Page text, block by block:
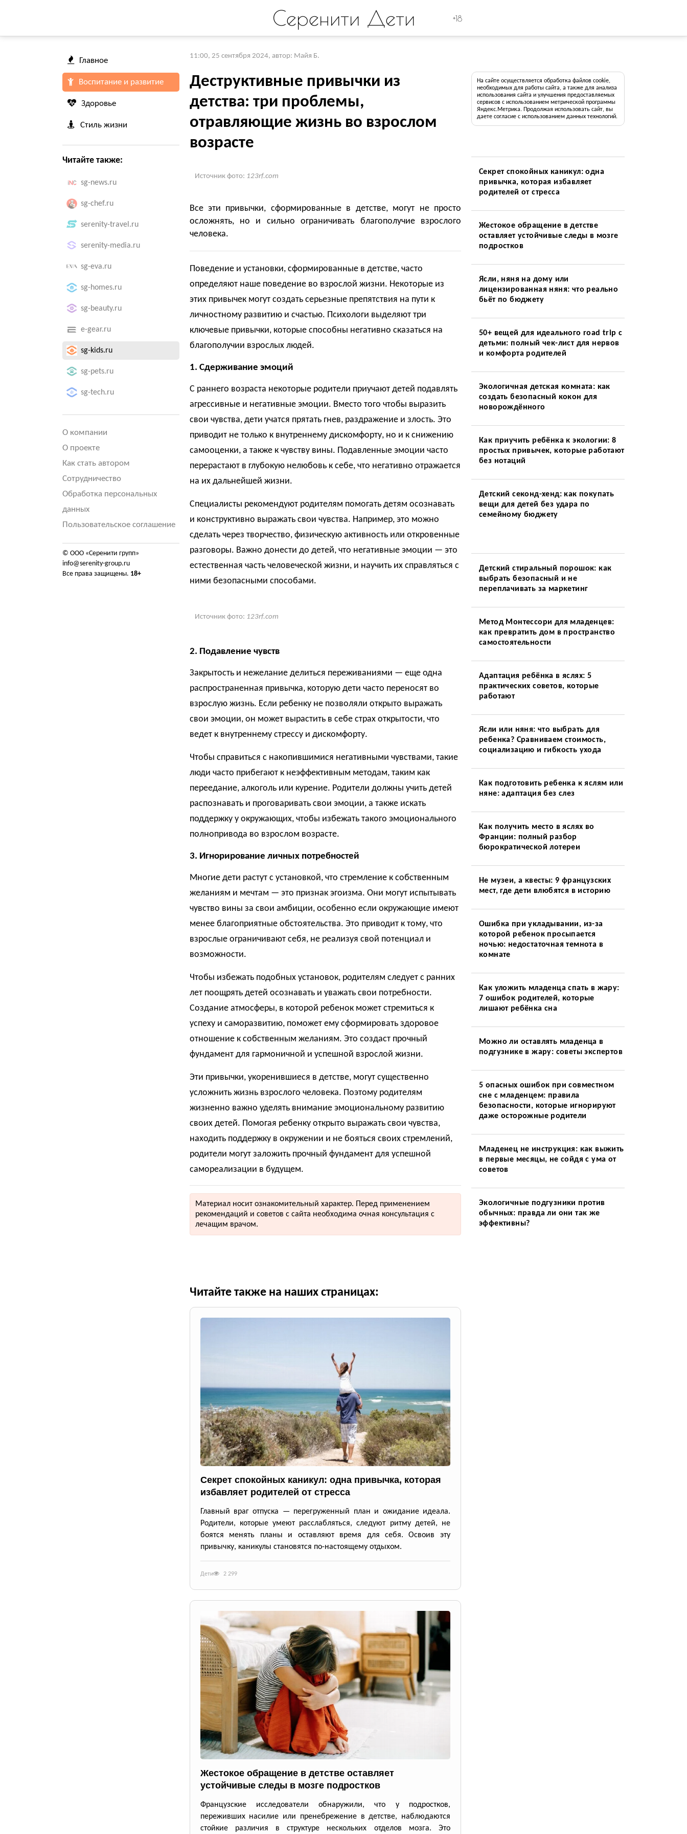
Серенити Дети +18
Главное
Воспитание и развитие
Здоровье
Стиль жизни
Читайте также:
sg-news.ru
sg-chef.ru
serenity-travel.ru
serenity-media.ru
sg-eva.ru
sg-homes.ru
sg-beauty.ru
e-gear.ru
sg-kids.ru
sg-pets.ru
sg-tech.ru
О компании
О проекте
Как стать автором
Сотрудничество
Обработка персональных
данных
Пользовательское соглашение
© ООО «Серенити групп»
info@serenity-group.ru
Все права защищены. 18+
11:00, 25 сентября 2024, автор: Майя Б.
Деструктивные привычки из
детства: три проблемы,
отравляющие жизнь во взрослом
возрасте
Источник фото: 123rf.com
Все эти привычки, сформированные в детстве, могут не просто
осложнять, но и сильно ограничивать благополучие взрослого
человека.
Поведение и установки, сформированные в детстве, часто
определяют наше поведение во взрослой жизни. Некоторые из
этих привычек могут создать серьезные препятствия на пути к
личностному развитию и счастью. Психологи выделяют три
ключевые привычки, которые способны негативно сказаться на
благополучии взрослых людей.
1. Сдерживание эмоций
С раннего возраста некоторые родители приучают детей подавлять
агрессивные и негативные эмоции. Вместо того чтобы выразить
свои чувства, дети учатся прятать гнев, раздражение и злость. Это
приводит не только к внутреннему дискомфорту, но и к снижению
самооценки, а также к чувству вины. Подавленные эмоции часто
перерастают в глубокую нелюбовь к себе, что негативно отражается
на их дальнейшей жизни.
Специалисты рекомендуют родителям помогать детям осознавать
и конструктивно выражать свои чувства. Например, это можно
сделать через творчество, физическую активность или откровенные
разговоры. Важно донести до детей, что негативные эмоции — это
естественная часть человеческой жизни, и научить их справляться с
ними безопасными способами.
Источник фото: 123rf.com
2. Подавление чувств
Закрытость и нежелание делиться переживаниями — еще одна
распространенная привычка, которую дети часто переносят во
взрослую жизнь. Если ребенку не позволяли открыто выражать
свои эмоции, он может вырастить в себе страх открытости, что
ведет к внутреннему стрессу и дискомфорту.
Чтобы справиться с накопившимися негативными чувствами, такие
люди часто прибегают к неэффективным методам, таким как
переедание, алкоголь или курение. Родители должны учить детей
распознавать и проговаривать свои эмоции, а также искать
поддержку у окружающих, чтобы избежать такого эмоционального
полнопривода во взрослом возрасте.
3. Игнорирование личных потребностей
Многие дети растут с установкой, что стремление к собственным
желаниям и мечтам — это признак эгоизма. Они могут испытывать
чувство вины за свои амбиции, особенно если окружающие имеют
менее благоприятные обстоятельства. Это приводит к тому, что
взрослые ограничивают себя, не реализуя свой потенциал и
возможности.
Чтобы избежать подобных установок, родителям следует с ранних
лет поощрять детей осознавать и уважать свои потребности.
Создание атмосферы, в которой ребенок может стремиться к
успеху и саморазвитию, поможет ему сформировать здоровое
отношение к собственным желаниям. Это создаст прочный
фундамент для гармоничной и успешной взрослой жизни.
Эти привычки, укоренившиеся в детстве, могут существенно
усложнить жизнь взрослого человека. Поэтому родителям
жизненно важно уделять внимание эмоциональному развитию
своих детей. Помогая ребенку открыто выражать свои чувства,
находить поддержку в окружении и не бояться своих стремлений,
родители могут заложить прочный фундамент для успешной
самореализации в будущем.
Материал носит ознакомительный характер. Перед применением
рекомендаций и советов с сайта необходима очная консультация с
лечащим врачом.
Читайте также на наших страницах:
Секрет спокойных каникул: одна привычка, которая
избавляет родителей от стресса
Главный враг отпуска — перегруженный план и ожидание идеала.
Родители, которые умеют расслабляться, следуют ритму детей, не
боятся менять планы и оставляют время для себя. Освоив эту
привычку, каникулы становятся по-настоящему отдыхом.
Дети 2 299
Жестокое обращение в детстве оставляет
устойчивые следы в мозге подростков
Французские исследователи обнаружили, что у подростков,
переживших насилие или пренебрежение в детстве, наблюдаются
стойкие различия в структуре нескольких отделов мозга. Это
На сайте осуществляется обработка файлов cookie,
необходимых для работы сайта, а также для анализа
использования сайта и улучшения предоставляемых
сервисов с использованием метрической программы
Яндекс.Метрика. Продолжая использовать сайт, вы
даете согласие с использованием данных технологий.
Секрет спокойных каникул: одна
привычка, которая избавляет
родителей от стресса
Жестокое обращение в детстве
оставляет устойчивые следы в мозге
подростков
Ясли, няня на дому или
лицензированная няня: что реально
бьёт по бюджету
50+ вещей для идеального road trip с
детьми: полный чек-лист для нервов
и комфорта родителей
Экологичная детская комната: как
создать безопасный кокон для
новорождённого
Как приучить ребёнка к экологии: 8
простых привычек, которые работают
без нотаций
Детский секонд-хенд: как покупать
вещи для детей без удара по
семейному бюджету
Детский стиральный порошок: как
выбрать безопасный и не
переплачивать за маркетинг
Метод Монтессори для младенцев:
как превратить дом в пространство
самостоятельности
Адаптация ребёнка в яслях: 5
практических советов, которые
работают
Ясли или няня: что выбрать для
ребенка? Сравниваем стоимость,
социализацию и гибкость ухода
Как подготовить ребенка к яслям или
няне: адаптация без слез
Как получить место в яслях во
Франции: полный разбор
бюрократической лотереи
Не музеи, а квесты: 9 французских
мест, где дети влюбятся в историю
Ошибка при укладывании, из-за
которой ребенок просыпается
ночью: недостаточная темнота в
комнате
Как уложить младенца спать в жару:
7 ошибок родителей, которые
лишают ребёнка сна
Можно ли оставлять младенца в
подгузнике в жару: советы экспертов
5 опасных ошибок при совместном
сне с младенцем: правила
безопасности, которые игнорируют
даже осторожные родители
Младенец не инструкция: как выжить
в первые месяцы, не сойдя с ума от
советов
Экологичные подгузники против
обычных: правда ли они так же
эффективны?